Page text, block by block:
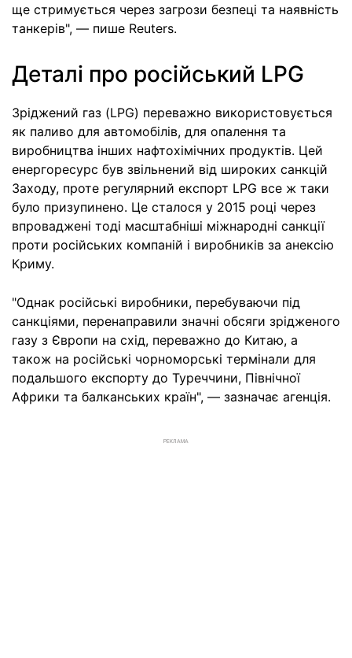
ще стримується через загрози безпеці та наявність
танкерів", — пише Reuters.
Деталі про російський LPG
Зріджений газ (LPG) переважно використовується
як паливо для автомобілів, для опалення та
виробництва інших нафтохімічних продуктів. Цей
енергоресурс був звільнений від широких санкцій
Заходу, проте регулярний експорт LPG все ж таки
було призупинено. Це сталося у 2015 році через
впроваджені тоді масштабніші міжнародні санкції
проти російських компаній і виробників за анексію
Криму.
"Однак російські виробники, перебуваючи під
санкціями, перенаправили значні обсяги зрідженого
газу з Європи на схід, переважно до Китаю, а
також на російські чорноморські термінали для
подальшого експорту до Туреччини, Північної
Африки та балканських країн", — зазначає агенція.
РЕКЛАМА